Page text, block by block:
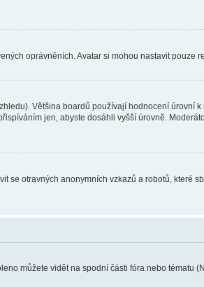
oprávněních. Avatar si mohou nastavit pouze
Většina boardů používají hodnocení úrovní k
jen, abyste dosáhli vyšší úrovně.
se otravných anonymních vzkazů a robotů, které
můžete vidět na spodní části fóra nebo tématu